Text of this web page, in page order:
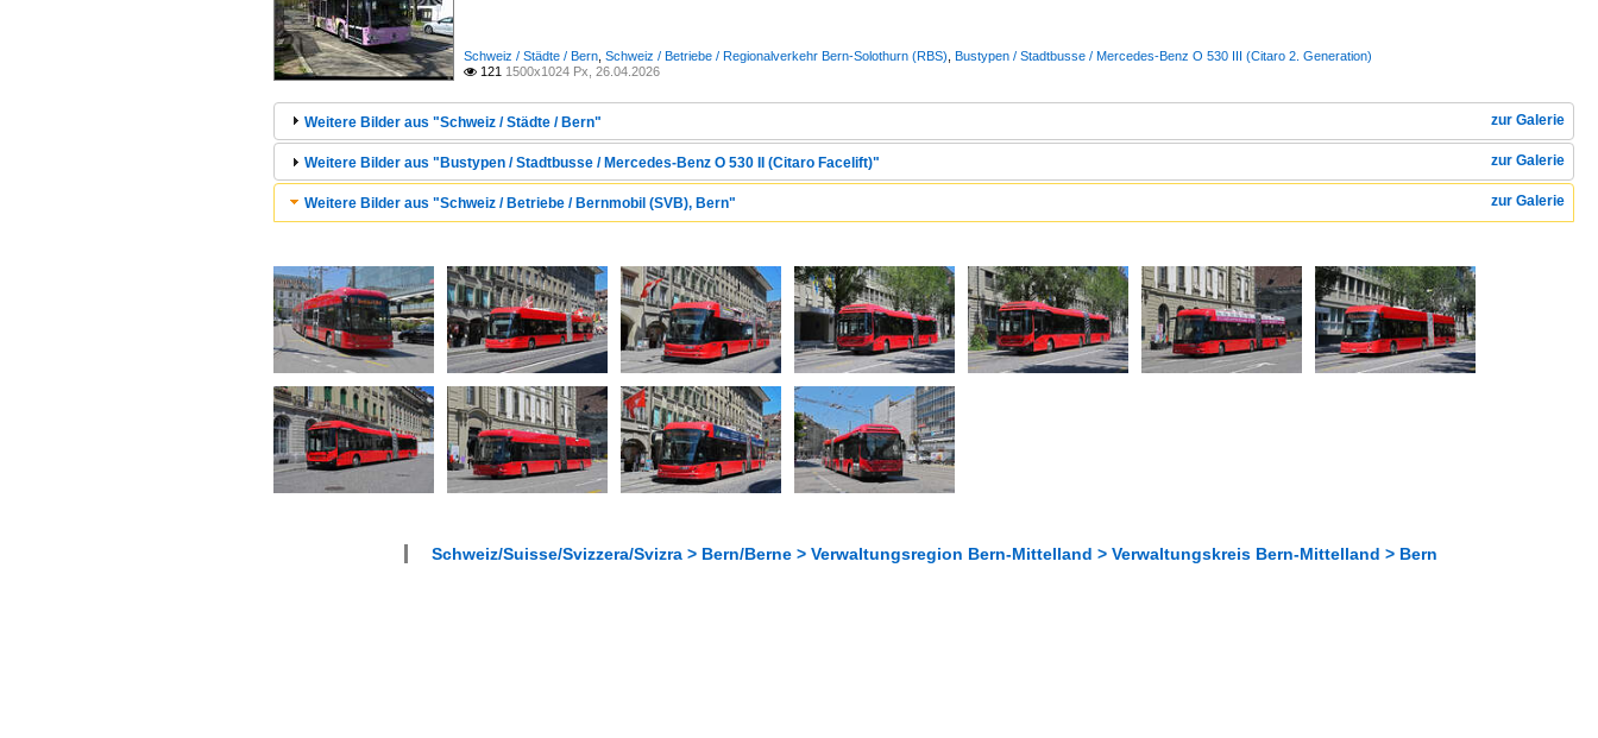
Schweiz / Städte / Bern Schweiz / Betriebe / Regionalverkehr Bern-Solothurn (RBS) Bustypen / Stadtbusse / Mercedes-Benz O 530 III (Citaro 2. Generation)
 121 1500x1024 Px, 26.04.2026
zur Galerie
Weitere Bilder aus "Schweiz / Städte / Bern"
zur Galerie
Weitere Bilder aus "Bustypen / Stadtbusse / Mercedes-Benz O 530 II (Citaro Facelift)"
zur Galerie
Weitere Bilder aus "Schweiz / Betriebe / Bernmobil (SVB), Bern"
Schweiz/Suisse/Svizzera/Svizra > Bern/Berne > Verwaltungsregion Bern-Mittelland > Verwaltungskreis Bern-Mittelland > Bern